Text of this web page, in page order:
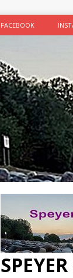
FACEBOOK